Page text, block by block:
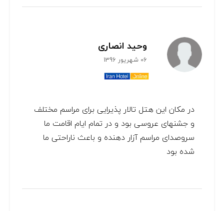
وحید انصاری
06 شهریور 1396
در مکان این هتل تالار پذیرایی برای مراسم مختلف
و جشنهای عروسی بود و در تمام ایام اقامت ما
سروصدای مراسم آزار دهنده و باعث ناراحتی ما
شده بود